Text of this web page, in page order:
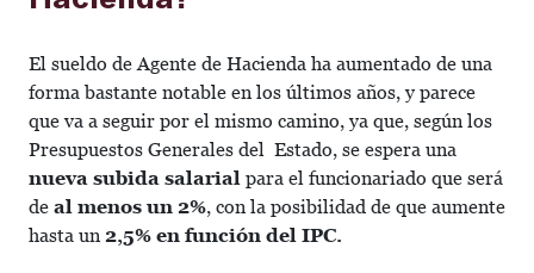
El sueldo de Agente de Hacienda ha aumentado de una
forma bastante notable en los últimos años, y parece
que va a seguir por el mismo camino, ya que, según los
Presupuestos Generales del Estado, se espera una
nueva subida salarial para el funcionariado que será
de al menos un 2%, con la posibilidad de que aumente
hasta un 2,5% en función del IPC.